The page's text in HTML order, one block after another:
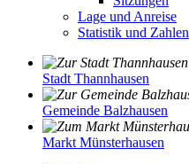
Lage und Anreise
Statistik und Zahlen
Stadt Thannhausen
Gemeinde Balzhausen
Markt Münsterhausen